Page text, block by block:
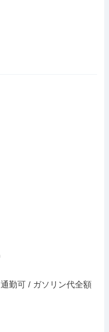
勤可 / ガソリン代全額